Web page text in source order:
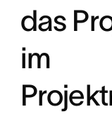
das
im